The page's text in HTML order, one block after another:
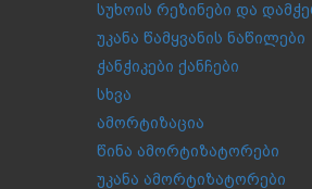
სუხოის რეზინები და
უკანა წამყვანის ნაწილები
ჭანჭიკები ქანჩები
სხვა
ამორტიზაცია
წინა ამორტიზატორები
უკანა ამორტიზატორები